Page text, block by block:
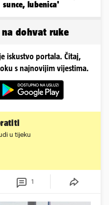
sunce, lubenica'
dohvat ruke
iskustvo portala. Čitaj,
s najnovijim vijestima.
u tijeku
1